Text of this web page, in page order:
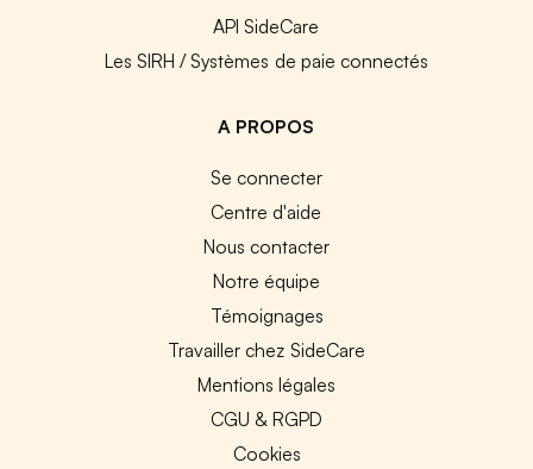
API SideCare
Les SIRH / Systèmes de paie connectés
A PROPOS
Se connecter
Centre d'aide
Nous contacter
Notre équipe
Témoignages
Travailler chez SideCare
Mentions légales
CGU & RGPD
Cookies